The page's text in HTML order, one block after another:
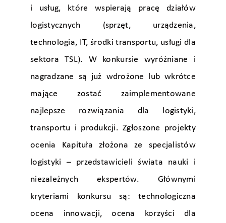
i usług, które wspierają pracę działów
logistycznych (sprzęt, urządzenia,
technologia, IT, środki transportu, usługi dla
sektora TSL). W konkursie wyróżniane i
nagradzane są już wdrożone lub wkrótce
mające zostać zaimplementowane
najlepsze rozwiązania dla logistyki,
transportu i produkcji. Zgłoszone projekty
ocenia Kapituła złożona ze specjalistów
logistyki – przedstawicieli świata nauki i
niezależnych ekspertów. Głównymi
kryteriami konkursu są: technologiczna
ocena innowacji, ocena korzyści dla